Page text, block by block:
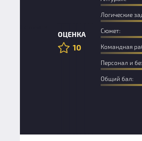
ОЦЕНКА
10
Логические
Сюжет:
Командная
Персонал и
Общий бал: